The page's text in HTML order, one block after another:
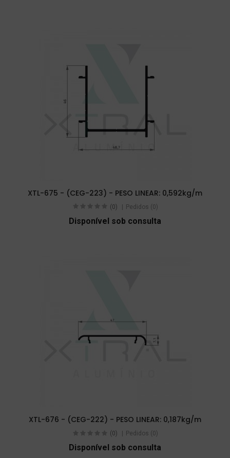
XTL-675 - (CEG-223) - PESO LINEAR: 0,592kg/m
(0) Pedidos (0)
Disponível sob consulta
XTL-676 - (CEG-222) - PESO LINEAR: 0,187kg/m
(0) Pedidos (0)
Disponível sob consulta